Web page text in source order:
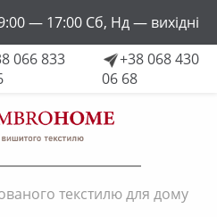
— 17:00 Сб, Нд — вихідні
066 833
+38 068 430
06 68
текстилю для дому